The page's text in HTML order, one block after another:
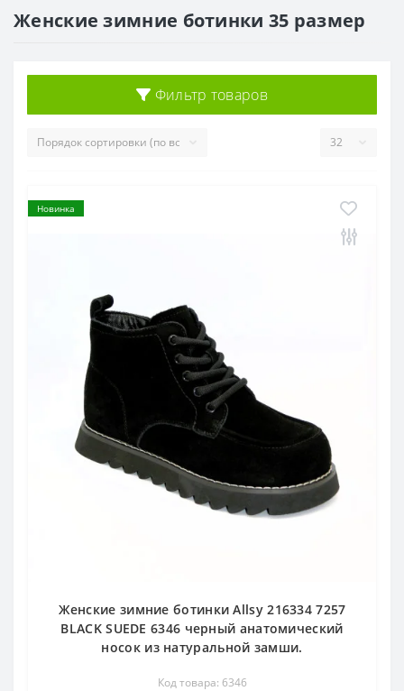
Женские зимние ботинки 35 размер
Фильтр товаров
Новинка
Женские зимние ботинки Allsy 216334 7257
BLACK SUEDE 6346 черный анатомический
носок из натуральной замши.
Код товара: 6346